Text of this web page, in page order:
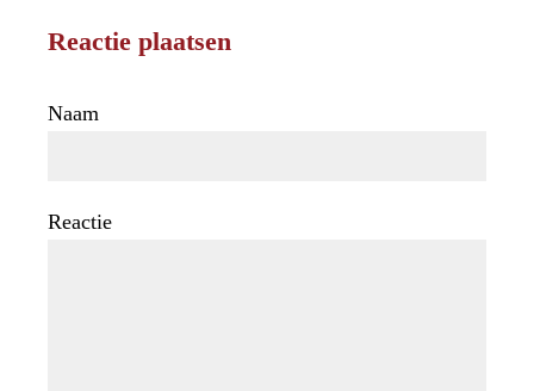
Reactie plaatsen
Naam
Reactie